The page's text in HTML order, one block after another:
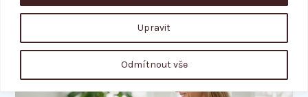
Upravit
Odmítnout vše
Výživový
online: